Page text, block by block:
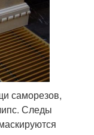
саморезов,
Следы